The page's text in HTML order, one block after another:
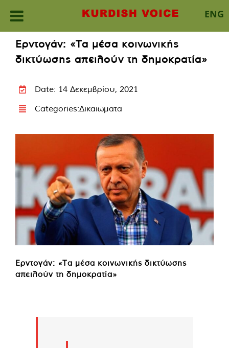
ENG
content
Ερντογάν: «Τα μέσα κοινωνικής
δικτύωσης απειλούν τη δημοκρατία»
Date: 14 Δεκεμβρίου, 2021
Categories:Δικαιώματα
Ερντογάν: «Τα μέσα κοινωνικής δικτύωσης
απειλούν τη δημοκρατία»